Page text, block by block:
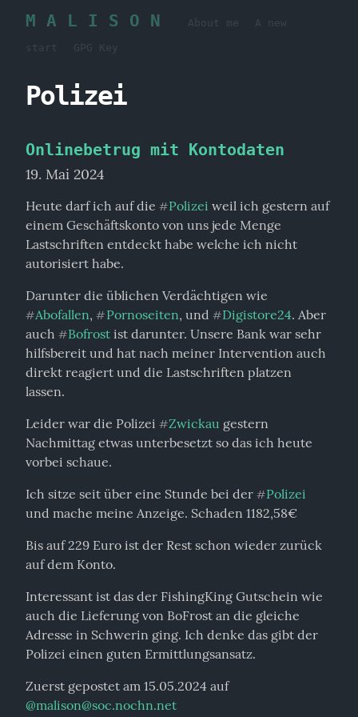
M A L I S O N About me A new
start GPG Key
Polizei
Onlinebetrug mit Kontodaten
19. Mai 2024
Heute darf ich auf die #Polizei weil ich gestern auf
einem Geschäftskonto von uns jede Menge
Lastschriften entdeckt habe welche ich nicht
autorisiert habe.
#Abofallen, #Pornoseiten, und #Digistore24. Aber
auch #Bofrost ist darunter. Unsere Bank war sehr
hilfsbereit und hat nach meiner Intervention auch
direkt reagiert und die Lastschriften platzen
lassen.
Leider war die Polizei #Zwickau gestern
Nachmittag etwas unterbesetzt so das ich heute
vorbei schaue.
Ich sitze seit über eine Stunde bei der #Polizei
und mache meine Anzeige. Schaden 1182,58€
Bis auf 229 Euro ist der Rest schon wieder zurück
auf dem Konto.
Interessant ist das der FishingKing Gutschein wie
auch die Lieferung von BoFrost an die gleiche
Adresse in Schwerin ging. Ich denke das gibt der
Polizei einen guten Ermittlungsansatz.
Zuerst gepostet am 15.05.2024 auf
@malison@soc.nochn.net